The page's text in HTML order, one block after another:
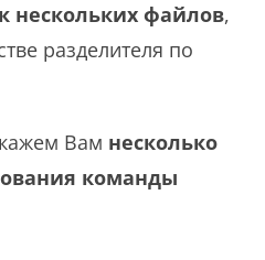
нескольких файлов,
разделителя по
Вам несколько
команды